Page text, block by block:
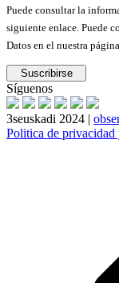
Puede consultar la
siguiente enlace. Puede
Datos en el nuestra
Síguenos
3seuskadi 2024 |
Politica de privacidad